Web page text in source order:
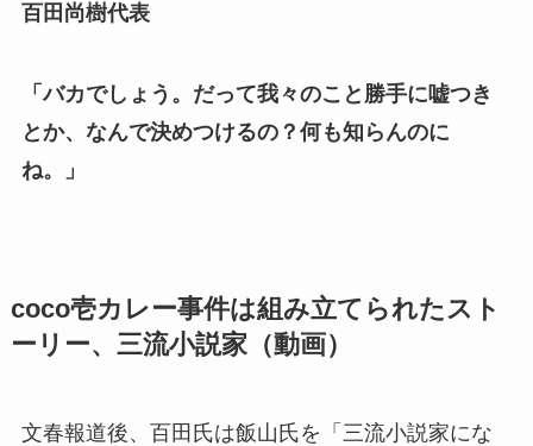
百田尚樹代表
「バカでしょう。だって我々のこと勝手に嘘つき
とか、なんで決めつけるの？何も知らんのに
ね。」
coco壱カレー事件は組み立てられたスト
ーリー、三流小説家（動画）
文春報道後、百田氏は飯山氏を「三流小説家にな